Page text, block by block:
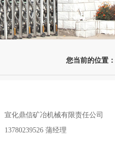
您当前的位置：
宣化鼎信矿冶机械有限责任公司
13780239526 蒲经理